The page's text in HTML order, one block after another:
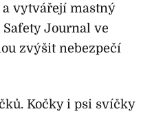
a vytvářejí mastný
Journal ve
zvýšit nebezpečí
Kočky i psi svíčky